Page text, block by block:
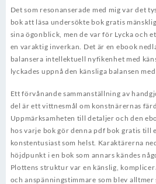
Det som resonanserade med mig var det
bok att läsa undersökte bok gratis
sina ögonblick, men de var för Lycka och
en varaktig inverkan. Det är en ebook
balansera intellektuell nyfikenhet med
lyckades uppnå den känsliga balansen
Ett förvånande sammanställning av
del är ett vittnesmål om konstnärernas
Uppmärksamheten till detaljer och den
hos varje bok gör denna pdf bok gratis till
konstentusiast som helst. Karaktärerna
höjdpunkt i en bok som annars kändes
Plottens struktur var en känslig,
och anspänningstimmare som blev